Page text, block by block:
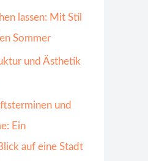
lassen: Mit Stil
Sommer
und Ästhetik
und
Ein
auf eine Stadt